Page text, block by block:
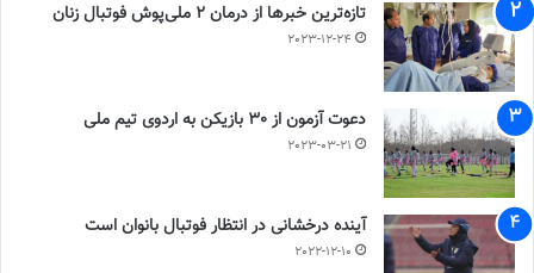
تازه‌ترین خبرها از درمان ۲ ملی‌پوش فوتبال زنان
2023-12-24
دعوت آزمون از 30 بازیکن به اردوی تیم ملی
2023-03-21
آینده درخشانی در انتظار فوتبال بانوان است
2022-12-10